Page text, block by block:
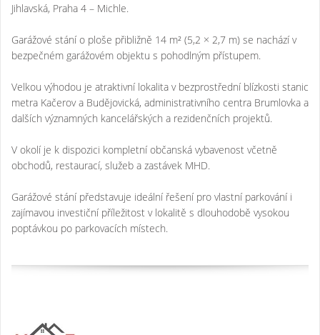
Jihlavská, Praha 4 – Michle.
Garážové stání o ploše přibližně 14 m² (5,2 × 2,7 m) se nachází v
bezpečném garážovém objektu s pohodlným přístupem.
Velkou výhodou je atraktivní lokalita v bezprostřední blízkosti stanic
metra Kačerov a Budějovická, administrativního centra Brumlovka a
dalších významných kancelářských a rezidenčních projektů.
V okolí je k dispozici kompletní občanská vybavenost včetně
obchodů, restaurací, služeb a zastávek MHD.
Garážové stání představuje ideální řešení pro vlastní parkování i
zajímavou investiční příležitost v lokalitě s dlouhodobě vysokou
poptávkou po parkovacích místech.